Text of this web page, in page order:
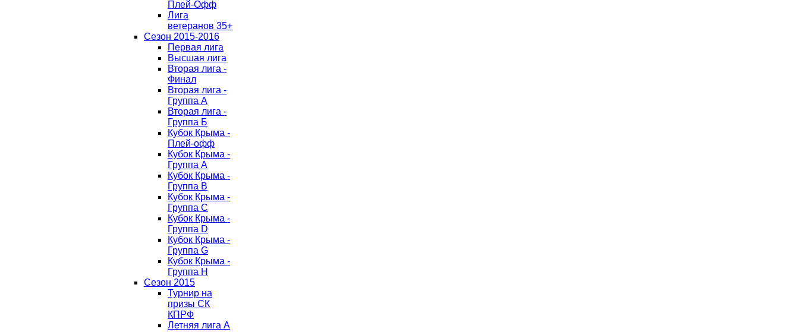
Плей-Офф
Лига
ветеранов 35+
Сезон 2015-2016
Первая лига
Высшая лига
Вторая лига -
Финал
Вторая лига -
Группа А
Вторая лига -
Группа Б
Кубок Крыма -
Плей-офф
Кубок Крыма -
Группа A
Кубок Крыма -
Группа B
Кубок Крыма -
Группа C
Кубок Крыма -
Группа D
Кубок Крыма -
Группа G
Кубок Крыма -
Группа H
Сезон 2015
Турнир на
призы СК
КПРФ
Летняя лига А